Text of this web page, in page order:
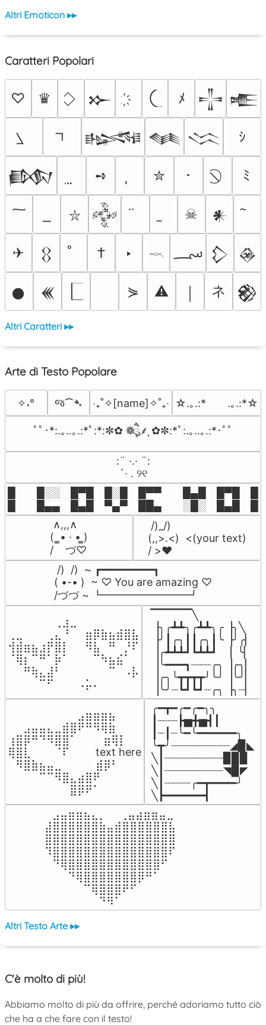
Altri Emoticon ▸▸
Caratteri Popolari
♡ ♛ 𒁍 ﾒ 𒋲 𒍫
𒈙 𒈝 𒈱 ｼ
𒁃 ➺ ✮ ･ ﾐ
⛥ 𒅒 ☠ 𒀭
✈ 𒌐 † ‣ 𓎖 ؄ 𒁷 𒊲
𒊹 𒌍 ⋟ ⚠ ネ 𒆙
Altri Caratteri ▸▸
Arte di Testo Popolare
✧˖° જ⁀➴ ‎‧₊˚✧[name]✧˚₊‧ ☆.｡.:*　　.｡.:*☆
ﾟﾟ･*:.｡..｡.:*ﾟ:*:✼✿ ❁ཻུ۪۪⸙͎ ✿✼:*ﾟ:.｡..｡.:*･ﾟﾟ
⠀:¨ ·.· ¨:⠀
⠀ `· . ୨୧⠀
█  █░░ █▀█ █░█ █▀▀  █▄█ █▀█
█  █▄▄ █▄█ ▀▄▀ ██▄  ░█░ █▄█
∧,,,∧
(  ̳• · • ̳)
/    づ♡
/)_/)
(,,>.<)  <(your text)
/ >❤️
/)  /)  ~ ┏━━━━━━━━┓
( •-• )  ~ ♡ You are amazing ♡
/づづ ~ ┗━━━━━━━━┛
⠀⠀⠀⠀⠀⠀⢀⣰⣀⠀⠀⠀⠀⠀⠀⠀⠀
⢀⣀⠀⠀⠀⢀⣄⠘⠀⠀⣶⡿⣷⣦⣾⣿⣧
⢺⣾⣶⣦⣰⡟⣿⡇⠀⠀⠻⣧⠀⠛⠀⡘⠏
⠈⢿⡆⠉⠛⠁⡷⠁⠀⠀⠀⠉⠳⣦⣮⠁⠀
⠀⠀⠛⢷⣄⣼⠃⠀⠀⠀⠀⠀⠀⠉⠀⠠⡧
⠀⠀⠀⠀⠉⠋⠀⠀⠀⠠⡥⠄⠀⠀⠀⠀⠀
▔▔▔▔▔╲
▕╮╭┻┻╮╭┻┻╮╭▕╮╲
▕╯┃╭╮┃┃╭╮┃╰▕╯╭▏
▕╭┻┻┻┛┗┻┻┛  ▕  ╰▏
▕╰━━━┓┈┈┈╭╮▕╭╮▏
▕╭╮╰┳┳┳┳╯╰╯▕╰╯▏
▕╰╯┈┗┛┗┛┈╭╮▕╮┈▏
⠀⠀⠀⠀⠀⠀⠀⠀⠀⣠⣶⣶⣶⣦⠀⠀
⠀⠀⣠⣤⣤⣄⣀⣾⣿⠟⠛⠻⢿⣷⠀
⢰⣿⡿⠛⠙⠻⣿⣿⠁⠀⠀ ⠀⣶⢿⡇
⢿⣿⣇⠀⠀⠀⠈⠏⠀⠀⠀ text here
⠀⠻⣿⣷⣦⣤⣀⠀⠀⠀ ⠀⣾⡿⠃⠀
⠀⠀⠀⠀⠉⠉⠻⣿⣄⣴⣿⠟⠀⠀⠀
⠀⠀⠀⠀⠀⠀⠀⠀⣿⡿⠟⠁⠀⠀⠀
╭━┳━╭━╭━╮╮
┃┈┈┈┣▅╋▅┫┃
┃┈┃┈╰━╰━━━━━━╮
╰┳╯┈┈┈┈┈┈┈┈┈◢▉◣
╲┃┈┈┈┈┈┈┈┈┈▉▉▉
╲┃┈┈┈┈┈┈┈┈┈◥▉◤
╲┃┈┈┈┈╭━┳━━━━╯
╲┣━━━━━━┫﻿
⠀⣠⣤⣶⣶⣦⣄⡀  ⠀⢀⣤⣴⣶⣶⣤⣀⠀
⣼⣿⣿⣿⣿⣿⣿⣷⣤⣾⣿⣿⣿⣿⣿⣿⣧
⣿⣿⣿⣿⣿⣿⣿⣿⣿⣿⣿⣿⣿⣿⣿⣿⣿
⠹⣿⣿⣿⣿⣿⣿⣿⣿⣿⣿⣿⣿⣿⣿⣿⠏
⠀⠙⢿⣿⣿⣿⣿⣿⣿⣿⣿⣿⣿⣿⣿⠋⠀
⠀⠀⠀⠙⢿⣿⣿⣿⣿⣿⣿⣿⡿⠛⠁⠀⠀
⠀⠀⠀⠀⠀⠉⢿⣿⣿⣿⠟⠋⠀⠀⠀⠀⠀
⠀⠀⠀⠀⠀⠀⠀⠙⠻⠁⠀⠀⠀⠀⠀⠀⠀⠀⠀⠀⠀⠀⠀
Altri Testo Arte ▸▸
C'è molto di più!
Abbiamo molto di più da offrire, perché adoriamo tutto ciò
che ha a che fare con il testo!